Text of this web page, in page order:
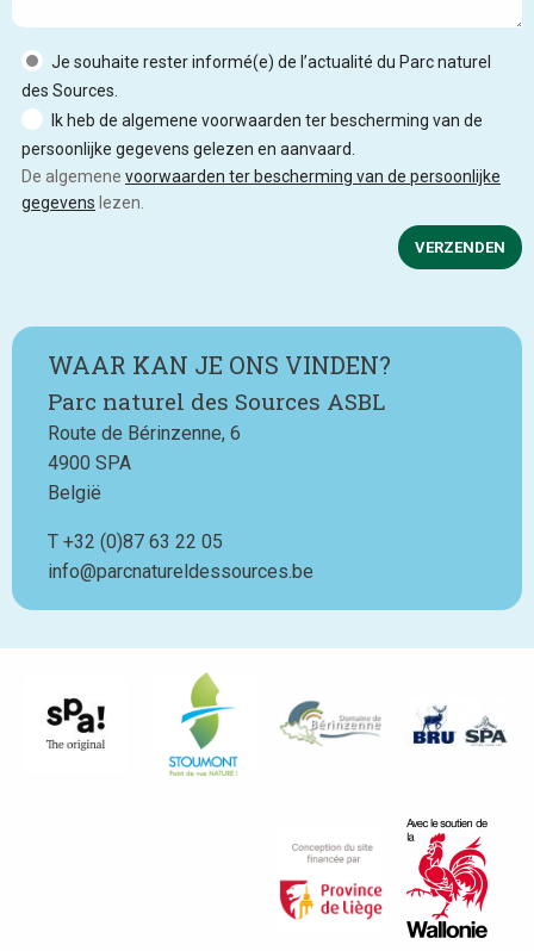
Je souhaite rester informé(e) de l’actualité du Parc naturel
des Sources.
Ik heb de algemene voorwaarden ter bescherming van de
persoonlijke gegevens gelezen en aanvaard.
De algemene voorwaarden ter bescherming van de persoonlijke
gegevens lezen.
VERZENDEN
WAAR KAN JE ONS VINDEN?
Parc naturel des Sources ASBL
Route de Bérinzenne, 6
4900 SPA
België
T Téléphone
+32 (0)87 63 22 05
info@parcnatureldessources.be